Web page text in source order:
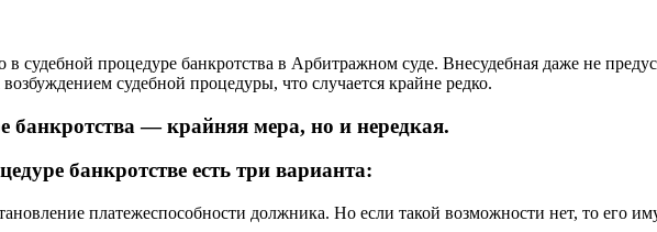
судебной процедуре банкротства в Арбитражном суде. Внесудебная даже не
судебной процедуры, что случается крайне редко.
банкротства — крайняя мера, но и нередкая.
банкротстве есть три варианта:
платежеспособности должника. Но если такой возможности нет, то его